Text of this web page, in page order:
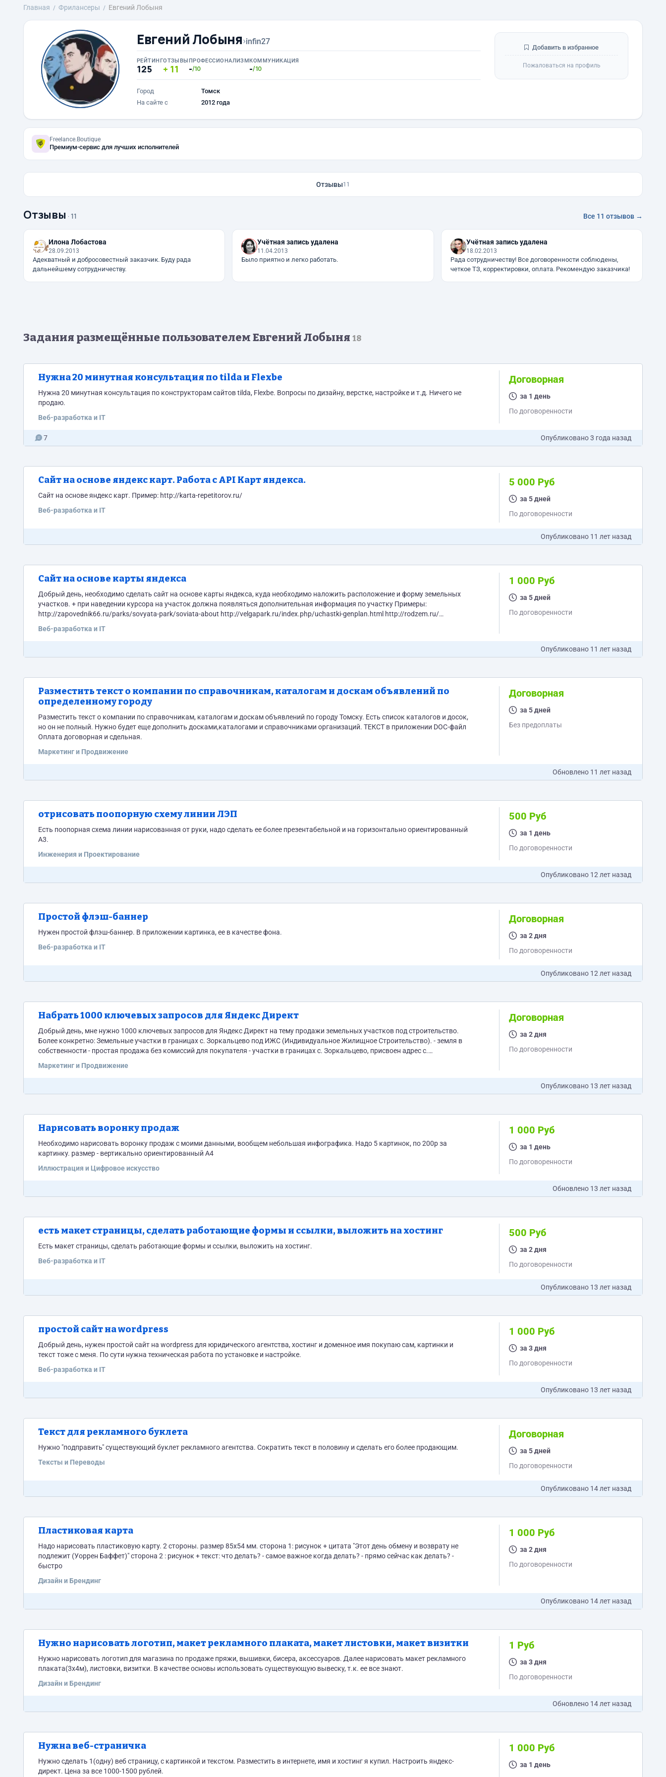
Главная Фрилансеры Евгений Лобыня
Евгений Лобыня›infin27
РЕЙТИНГ
125
ОТЗЫВЫ
11
ПРОФЕССИОНАЛИЗМ
-/10
КОММУНИКАЦИЯ
-/10
Город
Томск
На сайте с
2012 года
Добавить в избранное
Пожаловаться на профиль
Freelance.Boutique
Премиум-сервис для лучших исполнителей
Отзывы11
Отзывы · 11 Все 11 отзывов →
Илона Лобастова
28.09.2013
Адекватный и добросовестный заказчик. Буду рада
дальнейшему сотрудничеству.
Учётная запись удалена
11.04.2013
Было приятно и легко работать.
Учётная запись удалена
18.02.2013
Рада сотрудничеству! Все договоренности соблюдены,
четкое ТЗ, корректировки, оплата. Рекомендую заказчика!
Задания размещённые пользователем Евгений Лобыня 18
Нужна 20 минутная консультация по tilda и Flexbe
Нужна 20 минутная консультация по конструкторам сайтов tilda, Flexbe. Вопросы по дизайну, верстке, настройке и т.д. Ничего не
продаю.
Веб-разработка и IT
Договорная
за 1 день
По договоренности
7 Опубликовано3 года назад
Сайт на основе яндекс карт. Работа с API Карт яндекса.
Сайт на основе яндекс карт. Пример: http://karta-repetitorov.ru/
Веб-разработка и IT
5 000 Руб
за 5 дней
По договоренности
Опубликовано 11 лет назад
Сайт на основе карты яндекса
Добрый день, необходимо сделать сайт на основе карты яндекса, куда необходимо наложить расположение и форму земельных
участков. + при наведении курсора на участок должна появляться дополнительная информация по участку Примеры:
http://zapovednik66.ru/parks/sovyata-park/soviata-about http://velgapark.ru/index.php/uchastki-genplan.html http://rodzem.ru/
berezenki/
Веб-разработка и IT
1 000 Руб
за 5 дней
По договоренности
Опубликовано 11 лет назад
Разместить текст о компании по справочникам, каталогам и доскам объявлений по
определенному городу
Разместить текст о компании по справочникам, каталогам и доскам объявлений по городу Томску. Есть список каталогов и досок,
но он не полный. Нужно будет еще дополнить досками,каталогами и справочниками организаций. ТЕКСТ в приложении DOC-файл
Оплата договорная и сдельная.
Маркетинг и Продвижение
Договорная
за 5 дней
Без предоплаты
Обновлено 11 лет назад
отрисовать поопорную схему линии ЛЭП
Есть поопорная схема линии нарисованная от руки, надо сделать ее более презентабельной и на горизонтально ориентированный
А3.
Инженерия и Проектирование
500 Руб
за 1 день
По договоренности
Опубликовано 12 лет назад
Простой флэш-баннер
Нужен простой флэш-баннер. В приложении картинка, ее в качестве фона.
Веб-разработка и IT
Договорная
за 2 дня
По договоренности
Опубликовано 12 лет назад
Набрать 1000 ключевых запросов для Яндекс Директ
Добрый день, мне нужно 1000 ключевых запросов для Яндекс Директ на тему продажи земельных участков под строительство.
Более конкретно: Земельные участки в границах с. Зоркальцево под ИЖС (Индивидуальное Жилищное Строительство). - земля в
собственности - простая продажа без комиссий для покупателя - участки в границах с. Зоркальцево, присвоен адрес с.
Маркетинг и Продвижение
Договорная
за 2 дня
По договоренности
Опубликовано 13 лет назад
Нарисовать воронку продаж
Необходимо нарисовать воронку продаж с моими данными, вообщем небольшая инфографика. Надо 5 картинок, по 200р за
картинку. размер - вертикально ориентированный А4
Иллюстрация и Цифровое искусство
1 000 Руб
за 1 день
По договоренности
Обновлено 13 лет назад
есть макет страницы, сделать работающие формы и ссылки, выложить на хостинг
Есть макет страницы, сделать работающие формы и ссылки, выложить на хостинг.
Веб-разработка и IT
500 Руб
за 2 дня
По договоренности
Опубликовано 13 лет назад
простой сайт на wordpress
Добрый день, нужен простой сайт на wordpress для юридического агентства, хостинг и доменное имя покупаю сам, картинки и
текст тоже с меня. По сути нужна техническая работа по установке и настройке.
Веб-разработка и IT
1 000 Руб
за 3 дня
По договоренности
Опубликовано 13 лет назад
Текст для рекламного буклета
Нужно "подправить" существующий буклет рекламного агентства. Сократить текст в половину и сделать его более продающим.
Тексты и Переводы
Договорная
за 5 дней
По договоренности
Опубликовано 14 лет назад
Пластиковая карта
Надо нарисовать пластиковую карту. 2 стороны. размер 85х54 мм. сторона 1: рисунок + цитата "Этот день обмену и возврату не
подлежит (Уоррен Баффет)" сторона 2 : рисунок + текст: что делать? - самое важное когда делать? - прямо сейчас как делать? -
быстро
Дизайн и Брендинг
1 000 Руб
за 2 дня
По договоренности
Опубликовано 14 лет назад
Нужно нарисовать логотип, макет рекламного плаката, макет листовки, макет визитки
Нужно нарисовать логотип для магазина по продаже пряжи, вышивки, бисера, аксессуаров. Далее нарисовать макет рекламного
плаката(3х4м), листовки, визитки. В качестве основы использовать существующую вывеску, т.к. ее все знают.
Дизайн и Брендинг
1 Руб
за 3 дня
По договоренности
Обновлено 14 лет назад
Нужна веб-страничка
Нужно сделать 1(одну) веб страницу, с картинкой и текстом. Разместить в интернете, имя и хостинг я купил. Настроить яндекс-
директ. Цена за все 1000-1500 рублей.
1 000 Руб
за 1 день